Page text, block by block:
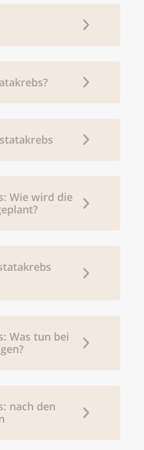
Wie wird die
Was tun bei
nach den